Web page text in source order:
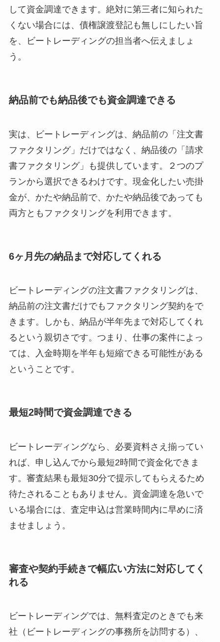
して資金調達できます。絶対に第三者に知られた
くない場合には、債権譲渡登記も無しにしたい旨
を、ビートレーディングの担当者へ伝えましょ
う。
納品前でも納品後でも資金調達できる
実は、ビートレーディングは、納品前の「注文書
ファクタリング」だけではなく、納品後の「請求
書ファクタリング」も提供しています。２つのプ
ランから選択できるわけです。現金化したい売掛
金が、かたや納品前で、かたや納品後であっても
両方ともファクタリングを利用できます。
6ヶ月先の納品まで対応してくれる
ビートレーディングの注文書ファクタリングは、
納品前の注文書だけでもファクタリング契約をで
きます。しかも、納品が半年先まで対応してくれ
るという親切さです。つまり、仕事の案件によっ
ては、入金時期を半年も短縮できる可能性がある
ということです。
最短2時間で資金調達できる
ビートレーディングなら、必要資料さえ揃ってい
れば、申し込んでから最短2時間で資金化できま
す。審査結果も最短30分で提示してもらえるため
待たされることもありません。資金調達を急いで
いる場合には、査定申込は営業時間内に早めに済
ませましょう。
審査や契約手続きで幅広い方法に対応してく
れる
ビートレーディングでは、無料査定のときでも来
社（ビートレーディングの事務所を訪問する）、